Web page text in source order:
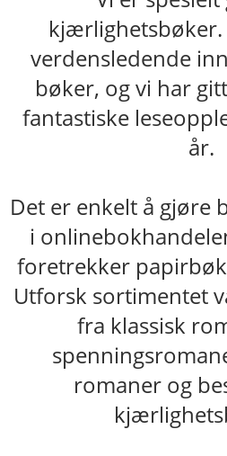
verdensledende
bøker, og vi har
fantastiske
år.
Det er enkelt å gjøre
i
foretrekker
Utforsk sortimentet
fra klassisk
romaner og